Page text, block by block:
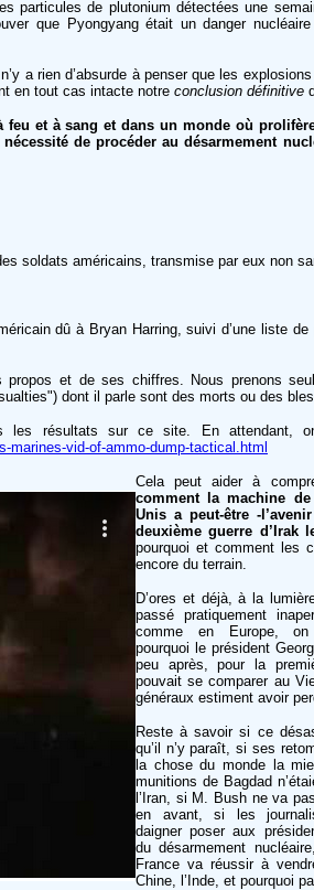
particules de plutonium détectées une
que Pyongyang était un danger
a rien d’absurde à penser que les
en tout cas intacte notre conclusion définitive
feu et à sang et dans un monde où
de procéder au désarmement
soldats américains, transmise par eux non
dû à Bryan Harring, suivi d’une liste
propos et de ses chiffres. Nous prenons
dont il parle sont des morts ou des
les résultats sur ce site. En attendant,
marines-vid-of-ammo-dump-tactical.html
Cela peut aider à
comment la machine
Unis a peut-être -
deuxième guerre d’Irak
pourquoi et comment les
encore du terrain.
D’ores et déjà, à la
passé pratiquement
comme en Europe, on
pourquoi le président
peu après, pour la
pouvait se comparer au
généraux estiment avoir
Reste à savoir si ce
qu’il n’y paraît, si ses
la chose du monde la
munitions de Bagdad
l’Iran, si M. Bush ne va
en avant, si les
daigner poser aux
du désarmement
France va réussir à
Chine, l’Inde, et pourquoi